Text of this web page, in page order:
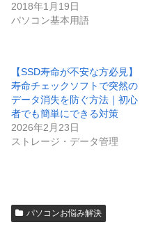
2018年1月19日
パソコン基本用語
【SSD寿命が不安な方必見】
寿命チェックソフトで突然の
データ消失を防ぐ方法｜初心
者でも簡単にできる対策
2026年2月23日
ストレージ・データ管理
パソコンお悩み解決